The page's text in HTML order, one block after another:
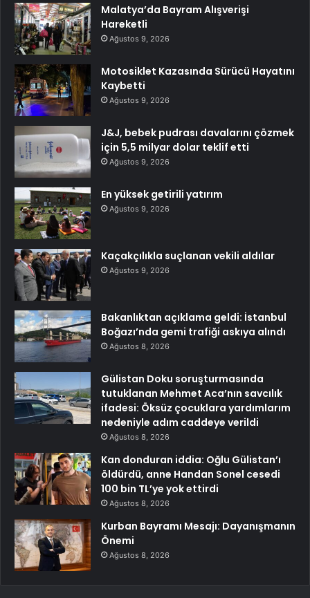
Malatya’da Bayram Alışverişi
Hareketli
Ağustos 9, 2026
Motosiklet Kazasında Sürücü Hayatını
Kaybetti
Ağustos 9, 2026
J&J, bebek pudrası davalarını çözmek
için 5,5 milyar dolar teklif etti
Ağustos 9, 2026
En yüksek getirili yatırım
Ağustos 9, 2026
Kaçakçılıkla suçlanan vekili aldılar
Ağustos 9, 2026
Bakanlıktan açıklama geldi: İstanbul
Boğazı’nda gemi trafiği askıya alındı
Ağustos 8, 2026
Gülistan Doku soruşturmasında
tutuklanan Mehmet Aca’nın savcılık
ifadesi: Öksüz çocuklara yardımlarım
nedeniyle adım caddeye verildi
Ağustos 8, 2026
Kan donduran iddia: Oğlu Gülistan’ı
öldürdü, anne Handan Sonel cesedi
100 bin TL’ye yok ettirdi
Ağustos 8, 2026
Kurban Bayramı Mesajı: Dayanışmanın
Önemi
Ağustos 8, 2026